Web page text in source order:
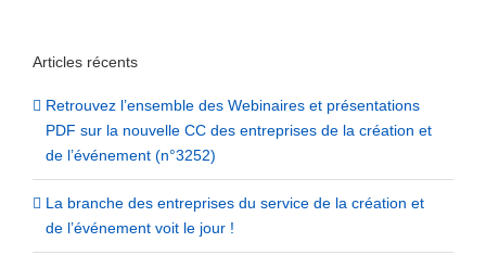
Articles récents
Retrouvez l’ensemble des Webinaires et présentations
PDF sur la nouvelle CC des entreprises de la création et
de l’événement (n°3252)
La branche des entreprises du service de la création et
de l’événement voit le jour !